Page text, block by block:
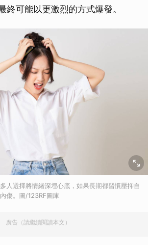
終可能以更激烈的方式爆發。
人選擇將情緒深埋心底，如果長期都習慣壓抑自
傷。圖/123RF圖庫
廣告（請繼續閱讀本文）